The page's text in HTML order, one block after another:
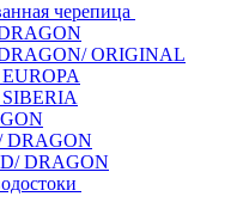
черепица
ORIGINAL
DRAGON
DRAGON